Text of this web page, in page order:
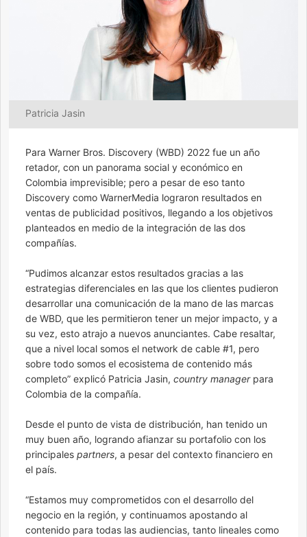
Patricia Jasin
Para Warner Bros. Discovery (WBD) 2022 fue un año
retador, con un panorama social y económico en
Colombia imprevisible; pero a pesar de eso tanto
Discovery como WarnerMedia lograron resultados en
ventas de publicidad positivos, llegando a los objetivos
planteados en medio de la integración de las dos
compañías.
“Pudimos alcanzar estos resultados gracias a las
estrategias diferenciales en las que los clientes pudieron
desarrollar una comunicación de la mano de las marcas
de WBD, que les permitieron tener un mejor impacto, y a
su vez, esto atrajo a nuevos anunciantes. Cabe resaltar,
que a nivel local somos el network de cable #1, pero
sobre todo somos el ecosistema de contenido más
completo” explicó Patricia Jasin, country manager para
Colombia de la compañía.
Desde el punto de vista de distribución, han tenido un
muy buen año, logrando afianzar su portafolio con los
principales partners, a pesar del contexto financiero en
el país.
“Estamos muy comprometidos con el desarrollo del
negocio en la región, y continuamos apostando al
contenido para todas las audiencias, tanto lineales como